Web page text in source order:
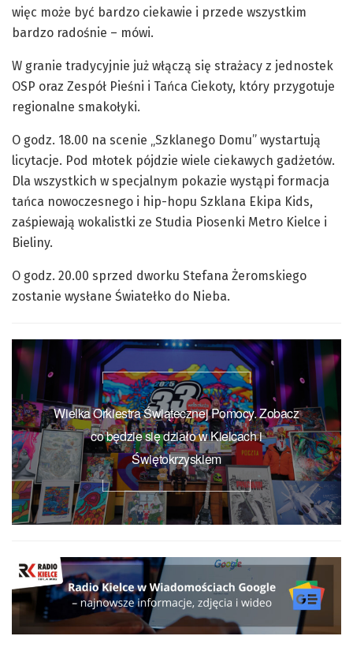
więc może być bardzo ciekawie i przede wszystkim
bardzo radośnie – mówi.
W granie tradycyjnie już włączą się strażacy z jednostek
OSP oraz Zespół Pieśni i Tańca Ciekoty, który przygotuje
regionalne smakołyki.
O godz. 18.00 na scenie „Szklanego Domu” wystartują
licytacje. Pod młotek pójdzie wiele ciekawych gadżetów.
Dla wszystkich w specjalnym pokazie wystąpi formacja
tańca nowoczesnego i hip-hopu Szklana Ekipa Kids,
zaśpiewają wokalistki ze Studia Piosenki Metro Kielce i
Bieliny.
O godz. 20.00 sprzed dworku Stefana Żeromskiego
zostanie wysłane Światełko do Nieba.
Wielka Orkiestra Świątecznej Pomocy. Zobacz
co będzie się działo w Kielcach i
Świętokrzyskiem